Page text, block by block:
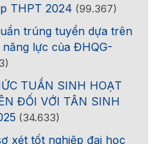
THPT 2024 (99.367)
trúng tuyển dựa trên
lực của ĐHQG-
TUẦN SINH HOẠT
ĐỐI VỚI TÂN SINH
(34.633)
xét tốt nghiệp đại học